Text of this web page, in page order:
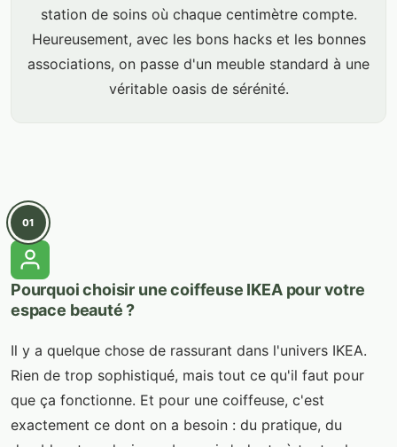
station de soins où chaque centimètre compte.
Heureusement, avec les bons hacks et les bonnes
associations, on passe d'un meuble standard à une
véritable oasis de sérénité.
01
Pourquoi choisir une coiffeuse IKEA pour votre
espace beauté ?
Il y a quelque chose de rassurant dans l'univers IKEA.
Rien de trop sophistiqué, mais tout ce qu'il faut pour
que ça fonctionne. Et pour une coiffeuse, c'est
exactement ce dont on a besoin : du pratique, du